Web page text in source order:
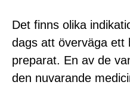
Det finns olika
dags att överväga ett
preparat. En av de
den nuvarande